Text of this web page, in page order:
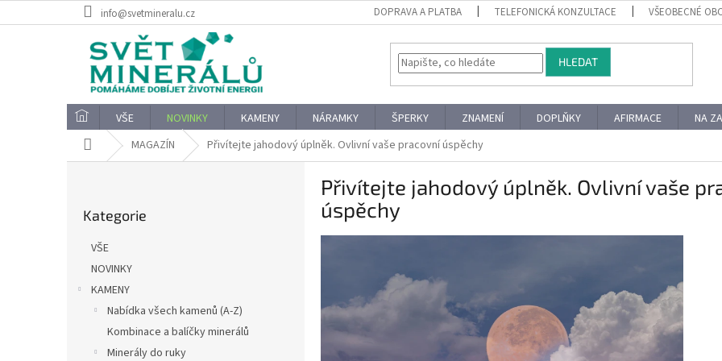
na
info@svetmineralu.cz DOPRAVA A PLATBA TELEFONICKÁ KONZULTACE VŠEOBECNÉ
HLEDAT
VŠE NOVINKY KAMENY NÁRAMKY ŠPERKY ZNAMENÍ DOPLŇKY AFIRMACE NA
Domů MAGAZÍN Přivítejte jahodový úplněk. Ovlivní vaše pracovní úspěchy
kategorie
Kategorie
VŠE
NOVINKY
KAMENY
Nabídka všech kamenů (A-Z)
Kombinace a balíčky minerálů
Minerály do ruky
Přivítejte jahodový úplněk. Ovlivní vaše
úspěchy